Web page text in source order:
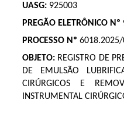
UASG: 925003
PREGÃO ELETRÔNICO
PROCESSO Nº
OBJETO: REGISTRO DE
DE EMULSÃO
CIRÚRGICOS E
INSTRUMENTAL